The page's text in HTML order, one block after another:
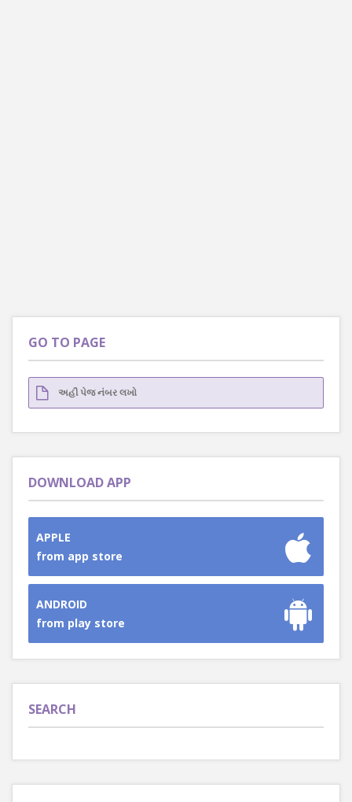
GO TO PAGE
DOWNLOAD APP
APPLE
from app store
ANDROID
from play store
SEARCH